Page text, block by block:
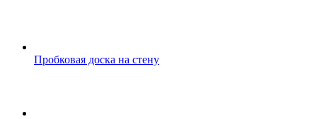
Пробковая доска на стену